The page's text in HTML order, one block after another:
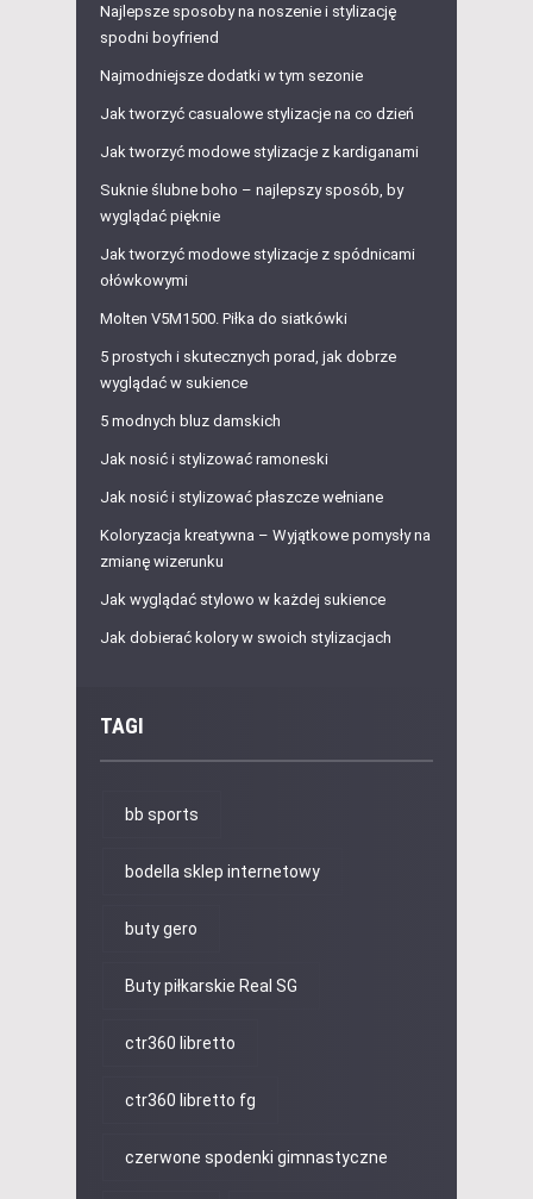
Najlepsze sposoby na noszenie i stylizację
spodni boyfriend
Najmodniejsze dodatki w tym sezonie
Jak tworzyć casualowe stylizacje na co dzień
Jak tworzyć modowe stylizacje z kardiganami
Suknie ślubne boho – najlepszy sposób, by
wyglądać pięknie
Jak tworzyć modowe stylizacje z spódnicami
ołówkowymi
Molten V5M1500. Piłka do siatkówki
5 prostych i skutecznych porad, jak dobrze
wyglądać w sukience
5 modnych bluz damskich
Jak nosić i stylizować ramoneski
Jak nosić i stylizować płaszcze wełniane
Koloryzacja kreatywna – Wyjątkowe pomysły na
zmianę wizerunku
Jak wyglądać stylowo w każdej sukience
Jak dobierać kolory w swoich stylizacjach
TAGI
bb sports
bodella sklep internetowy
buty gero
Buty piłkarskie Real SG
ctr360 libretto
ctr360 libretto fg
czerwone spodenki gimnastyczne